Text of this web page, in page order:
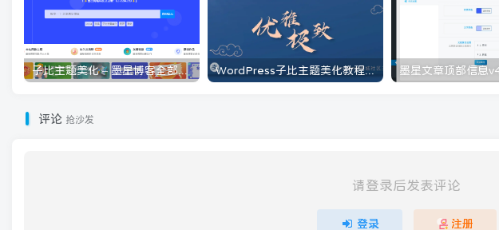
子比主题美化 – 墨星博客全部美化教程分享 WordPress子比主题美化教程[持续更新]
评论 抢沙发
请登录后发表评论
登录 注册